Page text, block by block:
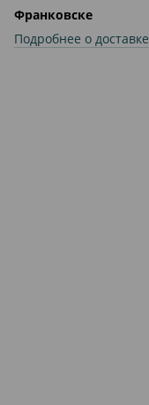
Франковске
Подробнее о доставке